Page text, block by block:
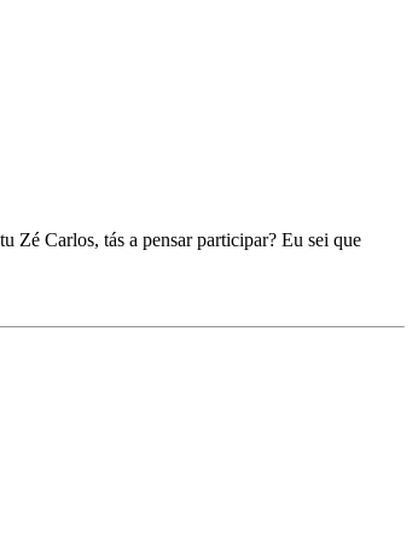
Zé Carlos, tás a pensar participar? Eu sei que